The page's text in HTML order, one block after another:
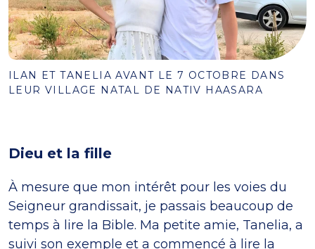
ILAN ET TANELIA AVANT LE 7 OCTOBRE DANS
LEUR VILLAGE NATAL DE NATIV HAASARA
Dieu et la fille
À mesure que mon intérêt pour les voies du
Seigneur grandissait, je passais beaucoup de
temps à lire la Bible. Ma petite amie, Tanelia, a
suivi son exemple et a commencé à lire la